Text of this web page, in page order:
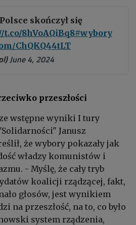
skończył się
t.co/8hVoAQiBq8#wybory
ChQKQ44tLT
June 4, 2024
przeszłości
wstępne wyniki I tury
Janusz
że wybory pokazały jak
władzy komunistów i
- Myślę, że cały tryb
koalicji rządzącej, fakt,
głosów, jest wynikiem
na przeszłość, na to, co było
system rządzenia,